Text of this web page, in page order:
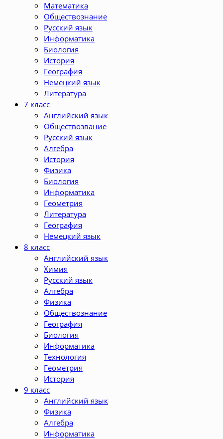
Математика
Обществознание
Русский язык
Информатика
Биология
История
География
Немецкий язык
Литература
7 класс
Английский язык
Обществозвание
Русский язык
Алгебра
История
Физика
Биология
Информатика
Геометрия
Литература
География
Немецкий язык
8 класс
Английский язык
Химия
Русский язык
Алгебра
Физика
Обществознание
География
Биология
Информатика
Технология
Геометрия
История
9 класс
Английский язык
Физика
Алгебра
Информатика